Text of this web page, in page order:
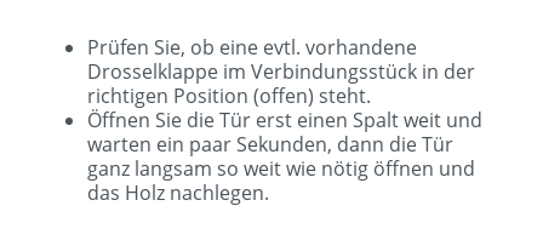
Prüfen Sie, ob eine evtl. vorhandene
Drosselklappe im Verbindungsstück in der
richtigen Position (offen) steht.
Öffnen Sie die Tür erst einen Spalt weit und
warten ein paar Sekunden, dann die Tür
ganz langsam so weit wie nötig öffnen und
das Holz nachlegen.